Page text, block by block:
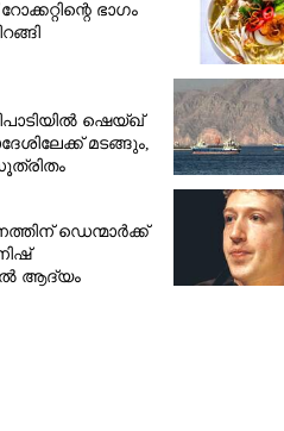
ഭാഗം
ഷെയ്ഖ്
മടങ്ങും,
ഡെന്മാർക്ക്
ആദ്യം